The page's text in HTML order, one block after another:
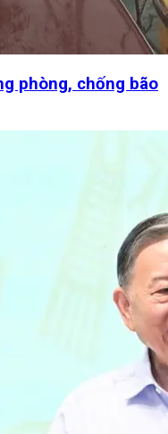
phòng, chống bão